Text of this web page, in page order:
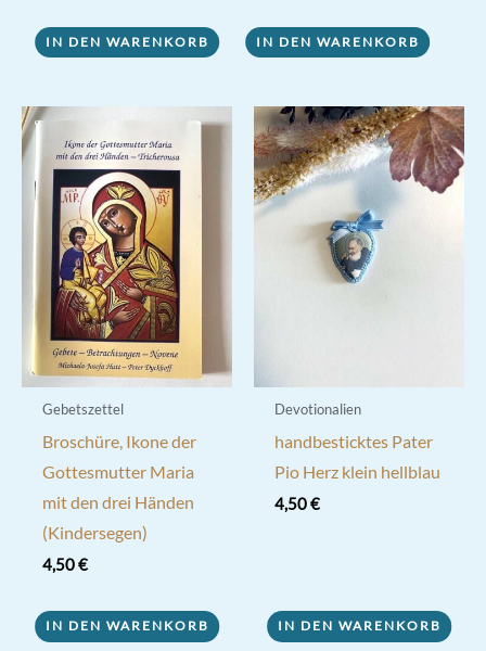
IN DEN WARENKORB IN DEN WARENKORB
Gebetszettel
Broschüre, Ikone der
Gottesmutter Maria
mit den drei Händen
(Kindersegen)
4,50€
IN DEN WARENKORB
Devotionalien
handbesticktes Pater
Pio Herz klein hellblau
4,50€
IN DEN WARENKORB